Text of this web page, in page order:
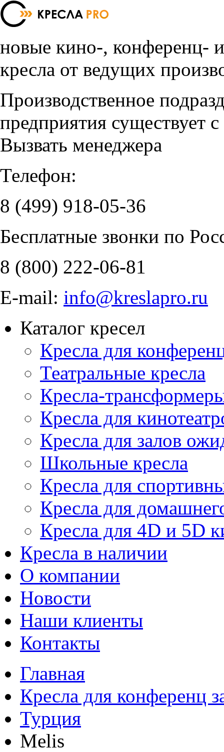
новые кино-, конференц-
кресла от ведущих
Производственное
предприятия существует
Вызвать менеджера
Телефон:
8 (499) 918-05-36
Бесплатные звонки по
8 (800) 222-06-81
E-mail: info@kreslapro.ru
Каталог кресел
Кресла для
Театральные кресла
Кресла-
Кресла для
Кресла для залов
Школьные кресла
Кресла для
Кресла для
Кресла для 4D и 5D
Кресла в наличии
О компании
Новости
Наши клиенты
Контакты
Главная
Кресла для конференц
Турция
Melis